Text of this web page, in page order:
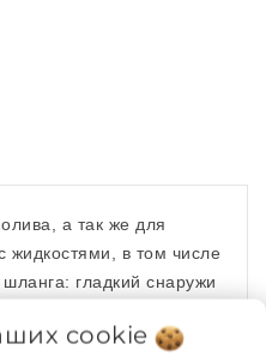
а так же для
жидкостями, в том числе
гладкий снаружи
cookie